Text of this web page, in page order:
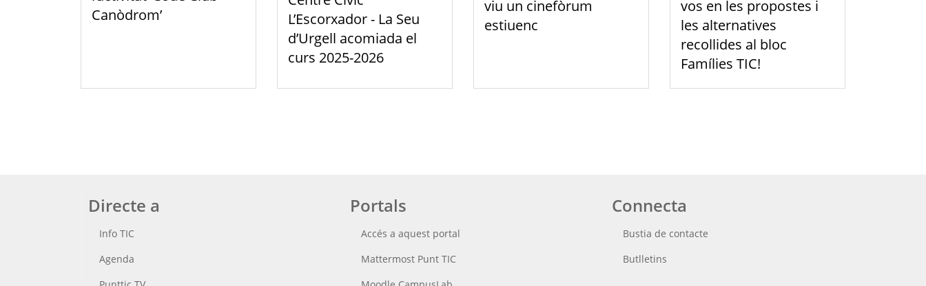
Canòdrom’
L’Escorxador - La Seu
d’Urgell acomiada el
curs 2025-2026
viu un cinefòrum
estiuenc
vos en les propostes i
les alternatives
recollides al bloc
Famílies TIC!
Directe a
Info TIC
Agenda
Portals
Accés a aquest portal
Mattermost Punt TIC
Connecta
Bustia de contacte
Butlletins